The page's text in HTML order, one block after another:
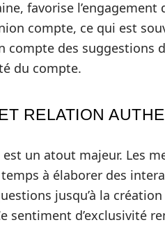
favorise l’engagement
compte, ce qui est
compte des suggestions
du compte.
RELATION
un atout majeur. Les
à élaborer des
jusqu’à la
sentiment d’exclusivité